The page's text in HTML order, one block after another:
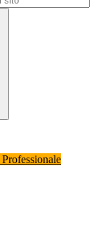
Professionale